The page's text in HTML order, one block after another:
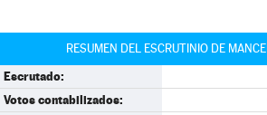
RESUMEN DEL ESCRUTINIO DE
Escrutado:
Votos contabilizados: